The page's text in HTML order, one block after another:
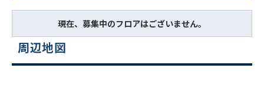
現在、募集中のフロアはございません。
周辺地図